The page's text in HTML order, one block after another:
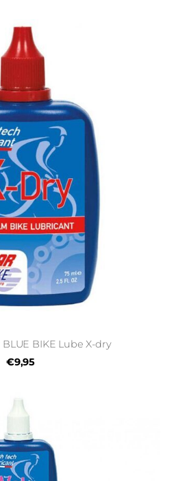
BLUE BIKE Lube X-dry
€9,95